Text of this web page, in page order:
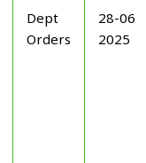
Dept
Orders
28-06-
2025